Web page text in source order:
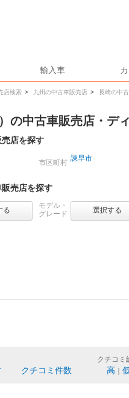
輸入車
店検索 > 九州の中古車販売店 > 長崎の中
の中古車販売店・デ
店を探す
市区町村 諫早市
売店を探す
る
モデル・
グレード
選択する
クチコミ件数
クチコミ
高